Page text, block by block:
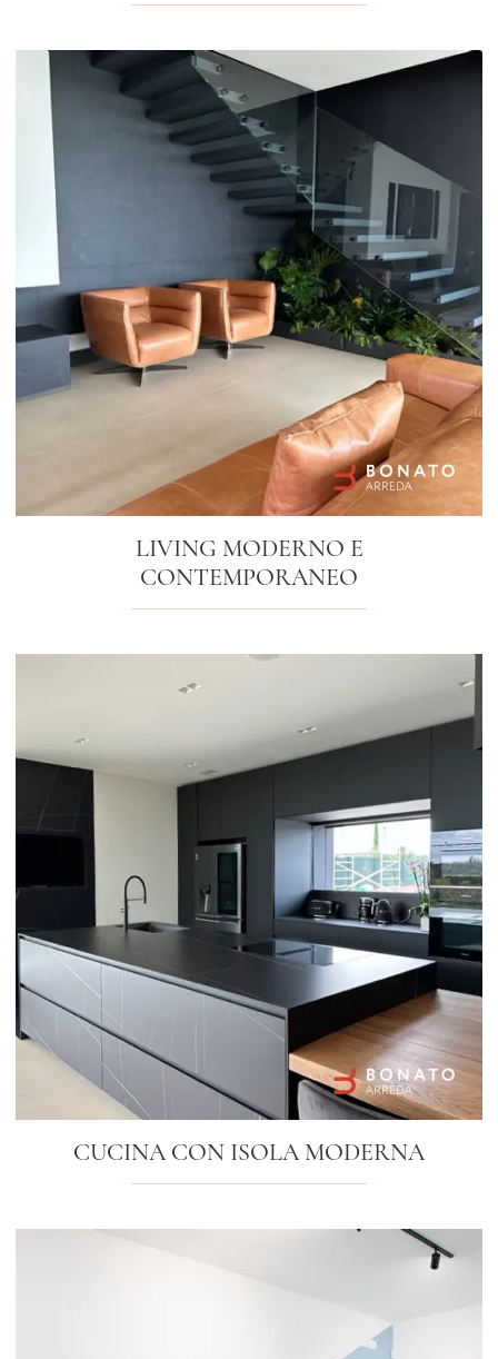
LIVING MODERNO E
CONTEMPORANEO
CUCINA CON ISOLA MODERNA